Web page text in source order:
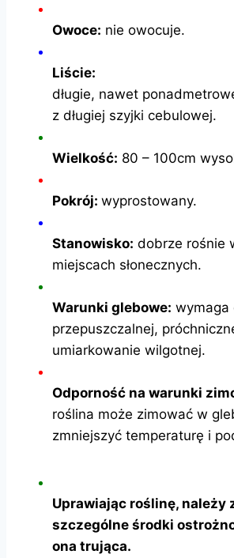
Owoce: nie owocuje.
Liście:
długie, nawet
z długiej szyjki cebulowej.
Wielkość: 80 – 100cm
Pokrój: wyprostowany.
Stanowisko: dobrze rośnie
miejscach słonecznych.
Warunki glebowe: wymaga
przepuszczalnej,
umiarkowanie wilgotnej.
Odporność na warunki
roślina może zimować w
zmniejszyć temperaturę i
Uprawiając roślinę, należy
szczególne środki
ona trująca.